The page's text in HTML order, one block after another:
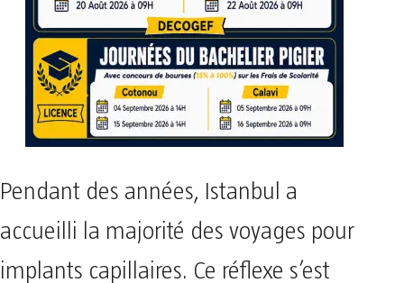
Pendant des années, Istanbul a
accueilli la majorité des voyages pour
implants capillaires. Ce réflexe s’est